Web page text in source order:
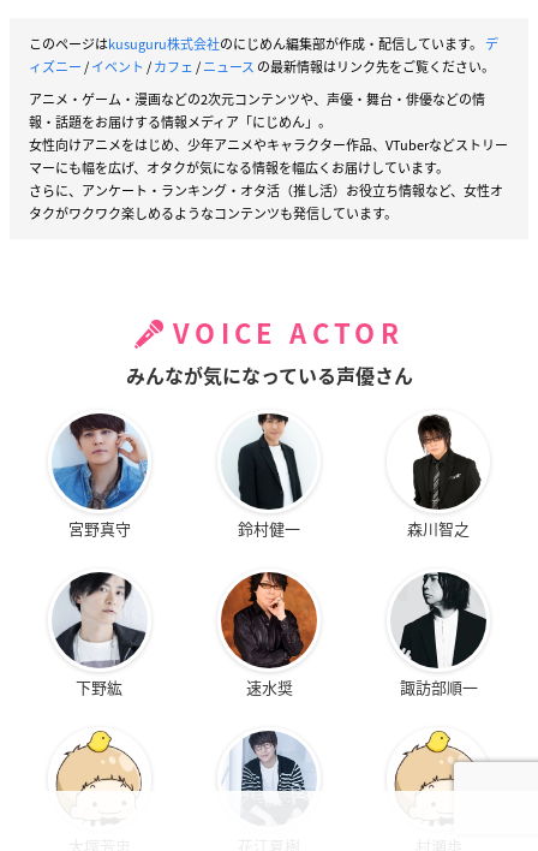
このページはkusuguru株式会社のにじめん編集部が作成・配信しています。 デ
ィズニー/イベント /カフェ/ニュース の最新情報はリンク先をご覧ください。
アニメ・ゲーム・漫画などの2次元コンテンツや、声優・舞台・俳優などの情
報・話題をお届けする情報メディア「にじめん」。
女性向けアニメをはじめ、少年アニメやキャラクター作品、VTuberなどストリー
マーにも幅を広げ、オタクが気になる情報を幅広くお届けしています。
さらに、アンケート・ランキング・オタ活（推し活）お役立ち情報など、女性オ
タクがワクワク楽しめるようなコンテンツも発信しています。
VOICE ACTOR
みんなが気になっている声優さん
宮野真守 鈴村健一 森川智之
下野紘 速水奨 諏訪部順一